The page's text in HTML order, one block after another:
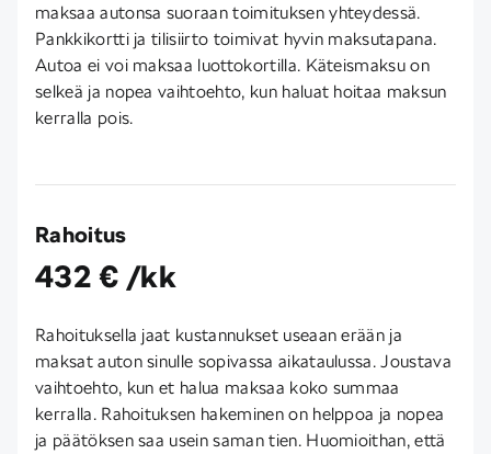
maksaa autonsa suoraan toimituksen yhteydessä.
Pankkikortti ja tilisiirto toimivat hyvin maksutapana.
Autoa ei voi maksaa luottokortilla. Käteismaksu on
selkeä ja nopea vaihtoehto, kun haluat hoitaa maksun
kerralla pois.
Rahoitus
432 € /kk
Rahoituksella jaat kustannukset useaan erään ja
maksat auton sinulle sopivassa aikataulussa. Joustava
vaihtoehto, kun et halua maksaa koko summaa
kerralla. Rahoituksen hakeminen on helppoa ja nopea
ja päätöksen saa usein saman tien. Huomioithan, että